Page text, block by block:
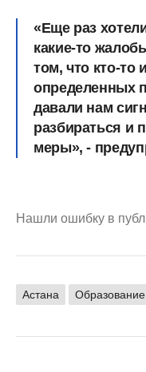
«Еще раз
какие-то
том, что кто-то
определенных
давали нам
разбираться и
меры», -
Нашли ошибку в
Астана Образование